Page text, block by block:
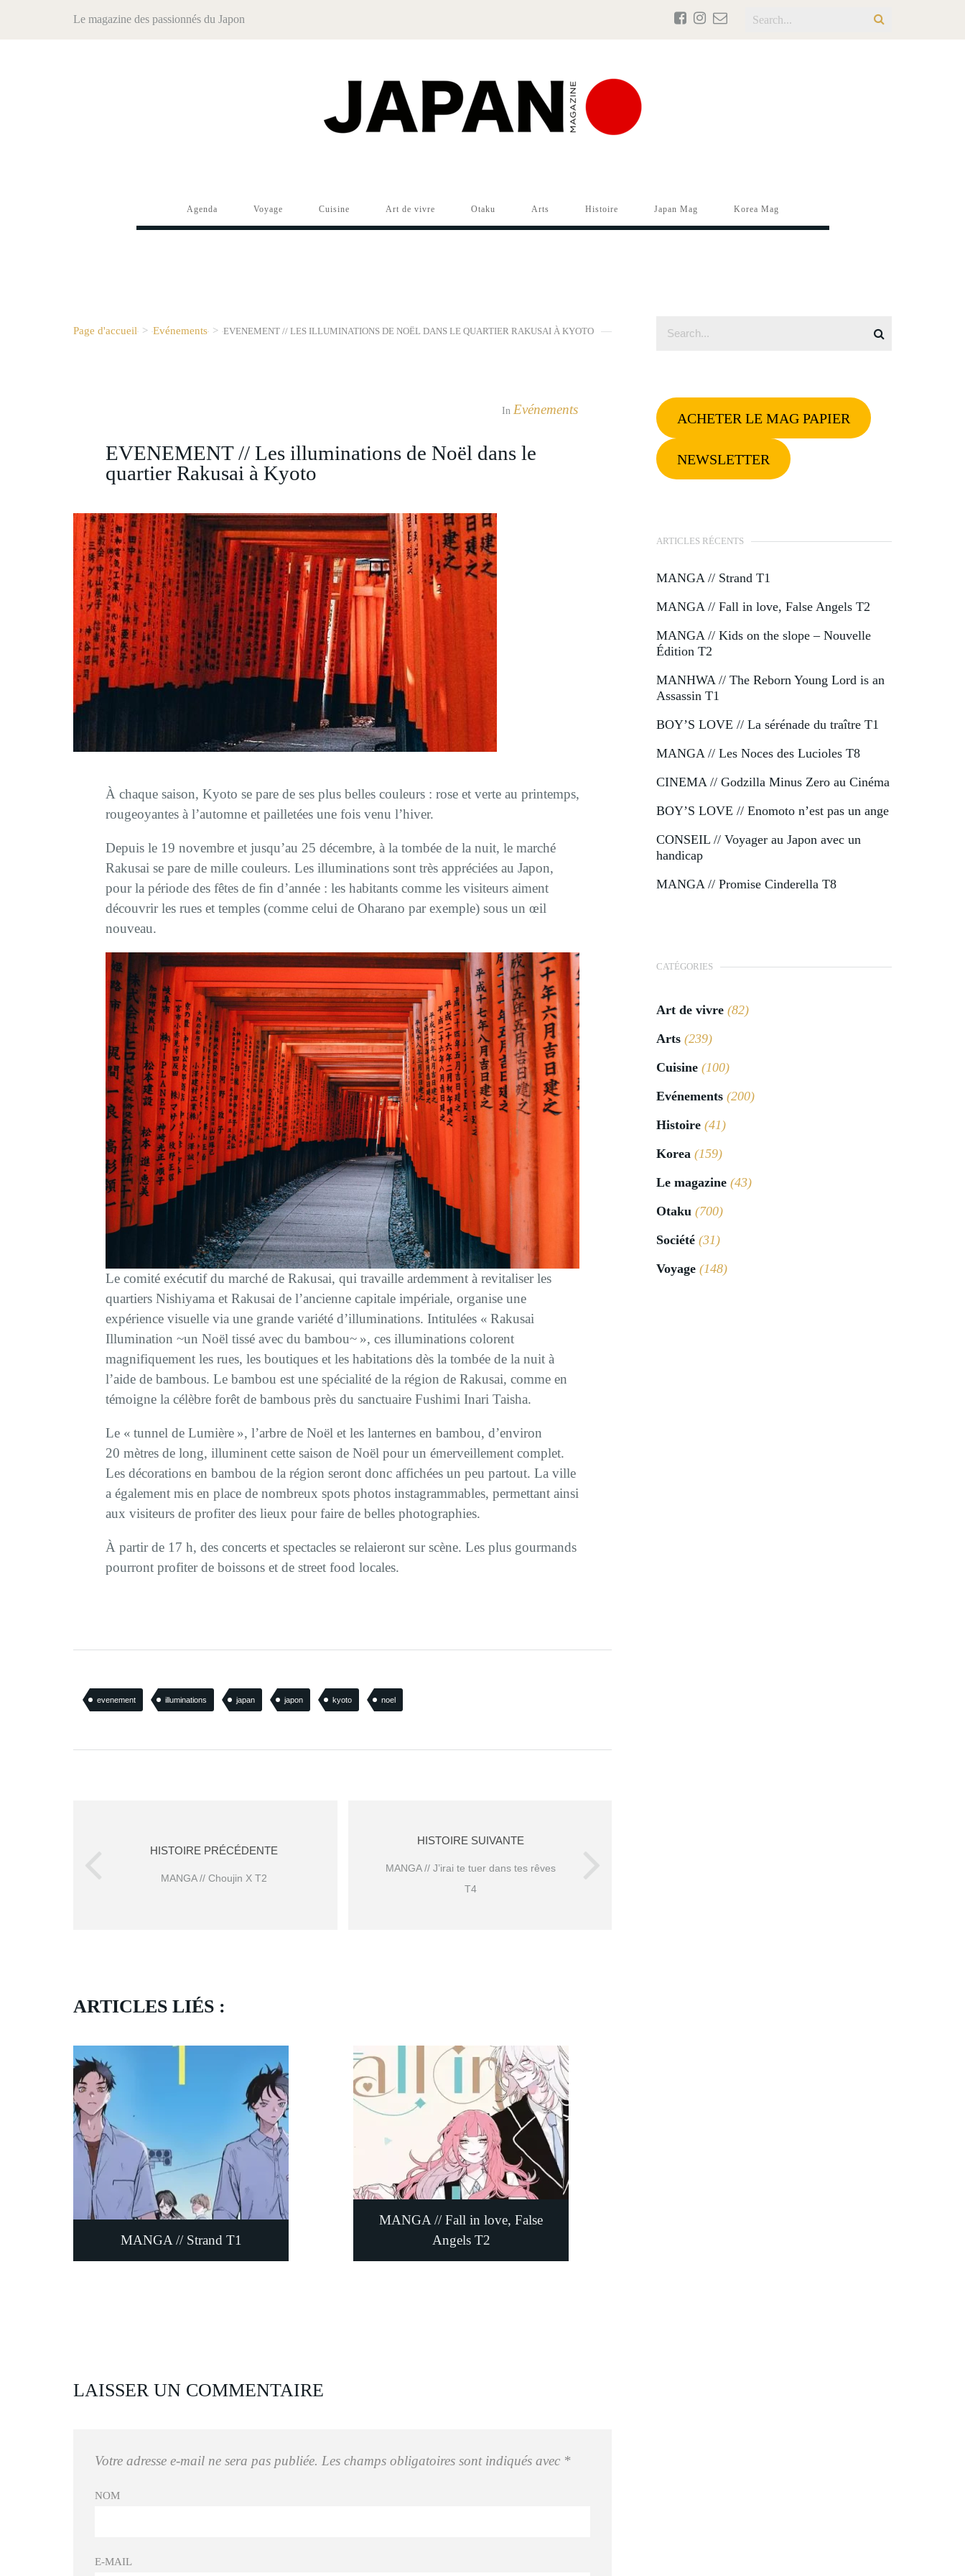
Le magazine des passionnés du Japon
Agenda Voyage Cuisine Art de vivre Otaku Arts Histoire Japan Mag Korea Mag
Page d'accueil > Evénements > EVENEMENT // LES ILLUMINATIONS DE NOËL DANS LE QUARTIER RAKUSAI À KYOTO
In Evénements
EVENEMENT // Les illuminations de Noël dans le
quartier Rakusai à Kyoto
À chaque saison, Kyoto se pare de ses plus belles couleurs : rose et verte au printemps,
rougeoyantes à l’automne et pailletées une fois venu l’hiver.
Depuis le 19 novembre et jusqu’au 25 décembre, à la tombée de la nuit, le marché
Rakusai se pare de mille couleurs. Les illuminations sont très appréciées au Japon,
pour la période des fêtes de fin d’année : les habitants comme les visiteurs aiment
découvrir les rues et temples (comme celui de Oharano par exemple) sous un œil
nouveau.
Le comité exécutif du marché de Rakusai, qui travaille ardemment à revitaliser les
quartiers Nishiyama et Rakusai de l’ancienne capitale impériale, organise une
expérience visuelle via une grande variété d’illuminations. Intitulées « Rakusai
Illumination ~un Noël tissé avec du bambou~ », ces illuminations colorent
magnifiquement les rues, les boutiques et les habitations dès la tombée de la nuit à
l’aide de bambous. Le bambou est une spécialité de la région de Rakusai, comme en
témoigne la célèbre forêt de bambous près du sanctuaire Fushimi Inari Taisha.
Le « tunnel de Lumière », l’arbre de Noël et les lanternes en bambou, d’environ
20 mètres de long, illuminent cette saison de Noël pour un émerveillement complet.
Les décorations en bambou de la région seront donc affichées un peu partout. La ville
a également mis en place de nombreux spots photos instagrammables, permettant ainsi
aux visiteurs de profiter des lieux pour faire de belles photographies.
À partir de 17 h, des concerts et spectacles se relaieront sur scène. Les plus gourmands
pourront profiter de boissons et de street food locales.
evenement illuminations japan japon kyoto noel
HISTOIRE PRÉCÉDENTE
MANGA // Choujin X T2
HISTOIRE SUIVANTE
MANGA // J’irai te tuer dans tes rêves
T4
ARTICLES LIÉS :
MANGA // Strand T1
MANGA // Fall in love, False
Angels T2
LAISSER UN COMMENTAIRE
Votre adresse e-mail ne sera pas publiée. Les champs obligatoires sont indiqués avec *
NOM
E-MAIL
ACHETER LE MAG PAPIER
NEWSLETTER
ARTICLES RÉCENTS
MANGA // Strand T1
MANGA // Fall in love, False Angels T2
MANGA // Kids on the slope – Nouvelle
Édition T2
MANHWA // The Reborn Young Lord is an
Assassin T1
BOY’S LOVE // La sérénade du traître T1
MANGA // Les Noces des Lucioles T8
CINEMA // Godzilla Minus Zero au Cinéma
BOY’S LOVE // Enomoto n’est pas un ange
CONSEIL // Voyager au Japon avec un
handicap
MANGA // Promise Cinderella T8
CATÉGORIES
Art de vivre (82)
Arts (239)
Cuisine (100)
Evénements (200)
Histoire (41)
Korea (159)
Le magazine (43)
Otaku (700)
Société (31)
Voyage (148)